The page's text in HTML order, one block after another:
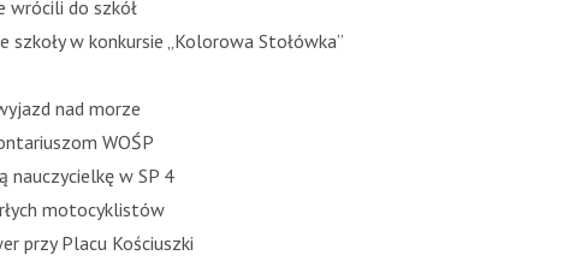
wrócili do szkół
szkoły w konkursie „Kolorowa Stołówka”
nad morze
WOŚP
nauczycielkę w SP 4
motocyklistów
przy Placu Kościuszki